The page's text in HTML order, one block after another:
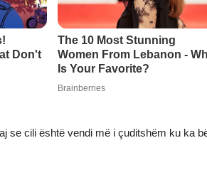
se cili është vendi më i çuditshëm ku ka